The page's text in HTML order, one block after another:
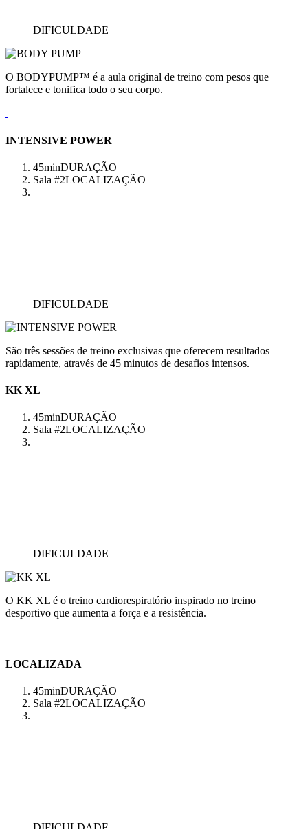
DIFICULDADE
O BODYPUMP™ é a aula original de treino com pesos que
fortalece e tonifica todo o seu corpo.
INTENSIVE POWER
45minDURAÇÃO
Sala #2LOCALIZAÇÃO
DIFICULDADE
São três sessões de treino exclusivas que oferecem resultados
rapidamente, através de 45 minutos de desafios intensos.
KK XL
45minDURAÇÃO
Sala #2LOCALIZAÇÃO
DIFICULDADE
O KK XL é o treino cardiorespiratório inspirado no treino
desportivo que aumenta a força e a resistência.
LOCALIZADA
45minDURAÇÃO
Sala #2LOCALIZAÇÃO